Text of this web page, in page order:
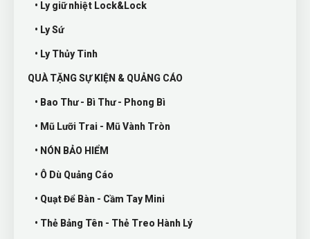
• Ly giữ nhiệt Lock&Lock
• Ly Sứ
• Ly Thủy Tinh
QUÀ TẶNG SỰ KIỆN & QUẢNG CÁO
• Bao Thư - Bì Thư - Phong Bì
• Mũ Lưỡi Trai - Mũ Vành Tròn
• NÓN BẢO HIỂM
• Ô Dù Quảng Cáo
• Quạt Để Bàn - Cầm Tay Mini
• Thẻ Bảng Tên - Thẻ Treo Hành Lý